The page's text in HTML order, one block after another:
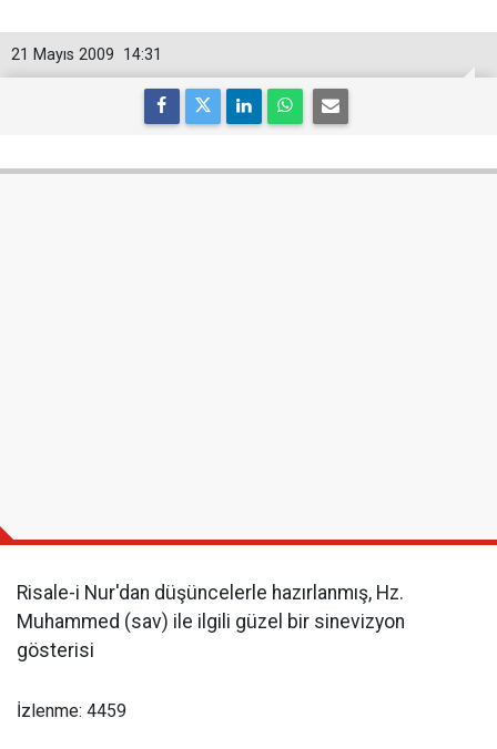
14:31
21 Mayıs 2009
Risale-i Nur'dan düşüncelerle hazırlanmış, Hz.
Muhammed (sav) ile ilgili güzel bir sinevizyon
gösterisi
İzlenme: 4459